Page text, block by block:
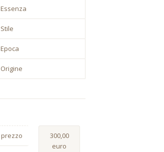
Essenza
Stile
Epoca
Origine
prezzo
300,00
euro